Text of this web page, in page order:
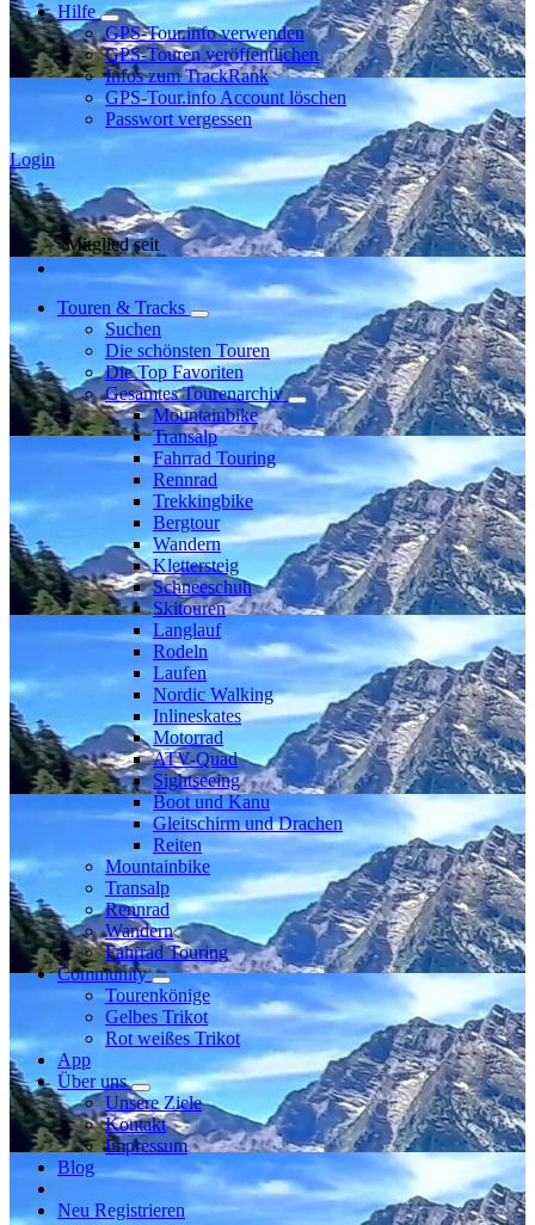
Hilfe
GPS-Tour.info verwenden
GPS-Touren veröffentlichen
Infos zum TrackRank
GPS-Tour.info Account löschen
Passwort vergessen
Login
Mitglied seit
Touren & Tracks
Suchen
Die schönsten Touren
Die Top Favoriten
Gesamtes Tourenarchiv
Mountainbike
Transalp
Fahrrad Touring
Rennrad
Trekkingbike
Bergtour
Wandern
Klettersteig
Schneeschuh
Skitouren
Langlauf
Rodeln
Laufen
Nordic Walking
Inlineskates
Motorrad
ATV-Quad
Sightseeing
Boot und Kanu
Gleitschirm und Drachen
Reiten
Mountainbike
Transalp
Rennrad
Wandern
Fahrrad Touring
Community
Tourenkönige
Gelbes Trikot
Rot weißes Trikot
App
Über uns
Unsere Ziele
Kontakt
Impressum
Blog
Neu Registrieren